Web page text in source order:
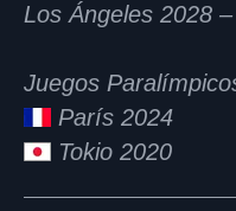
Los Ángeles 2028
Juegos
París 2024
Tokio 2020